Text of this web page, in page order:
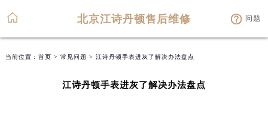
北京江诗丹顿售后维修 问题
当前位置： 首页 > 常见问题 > 江诗丹顿手表进灰了解决办法盘点
江诗丹顿手表进灰了解决办法盘点